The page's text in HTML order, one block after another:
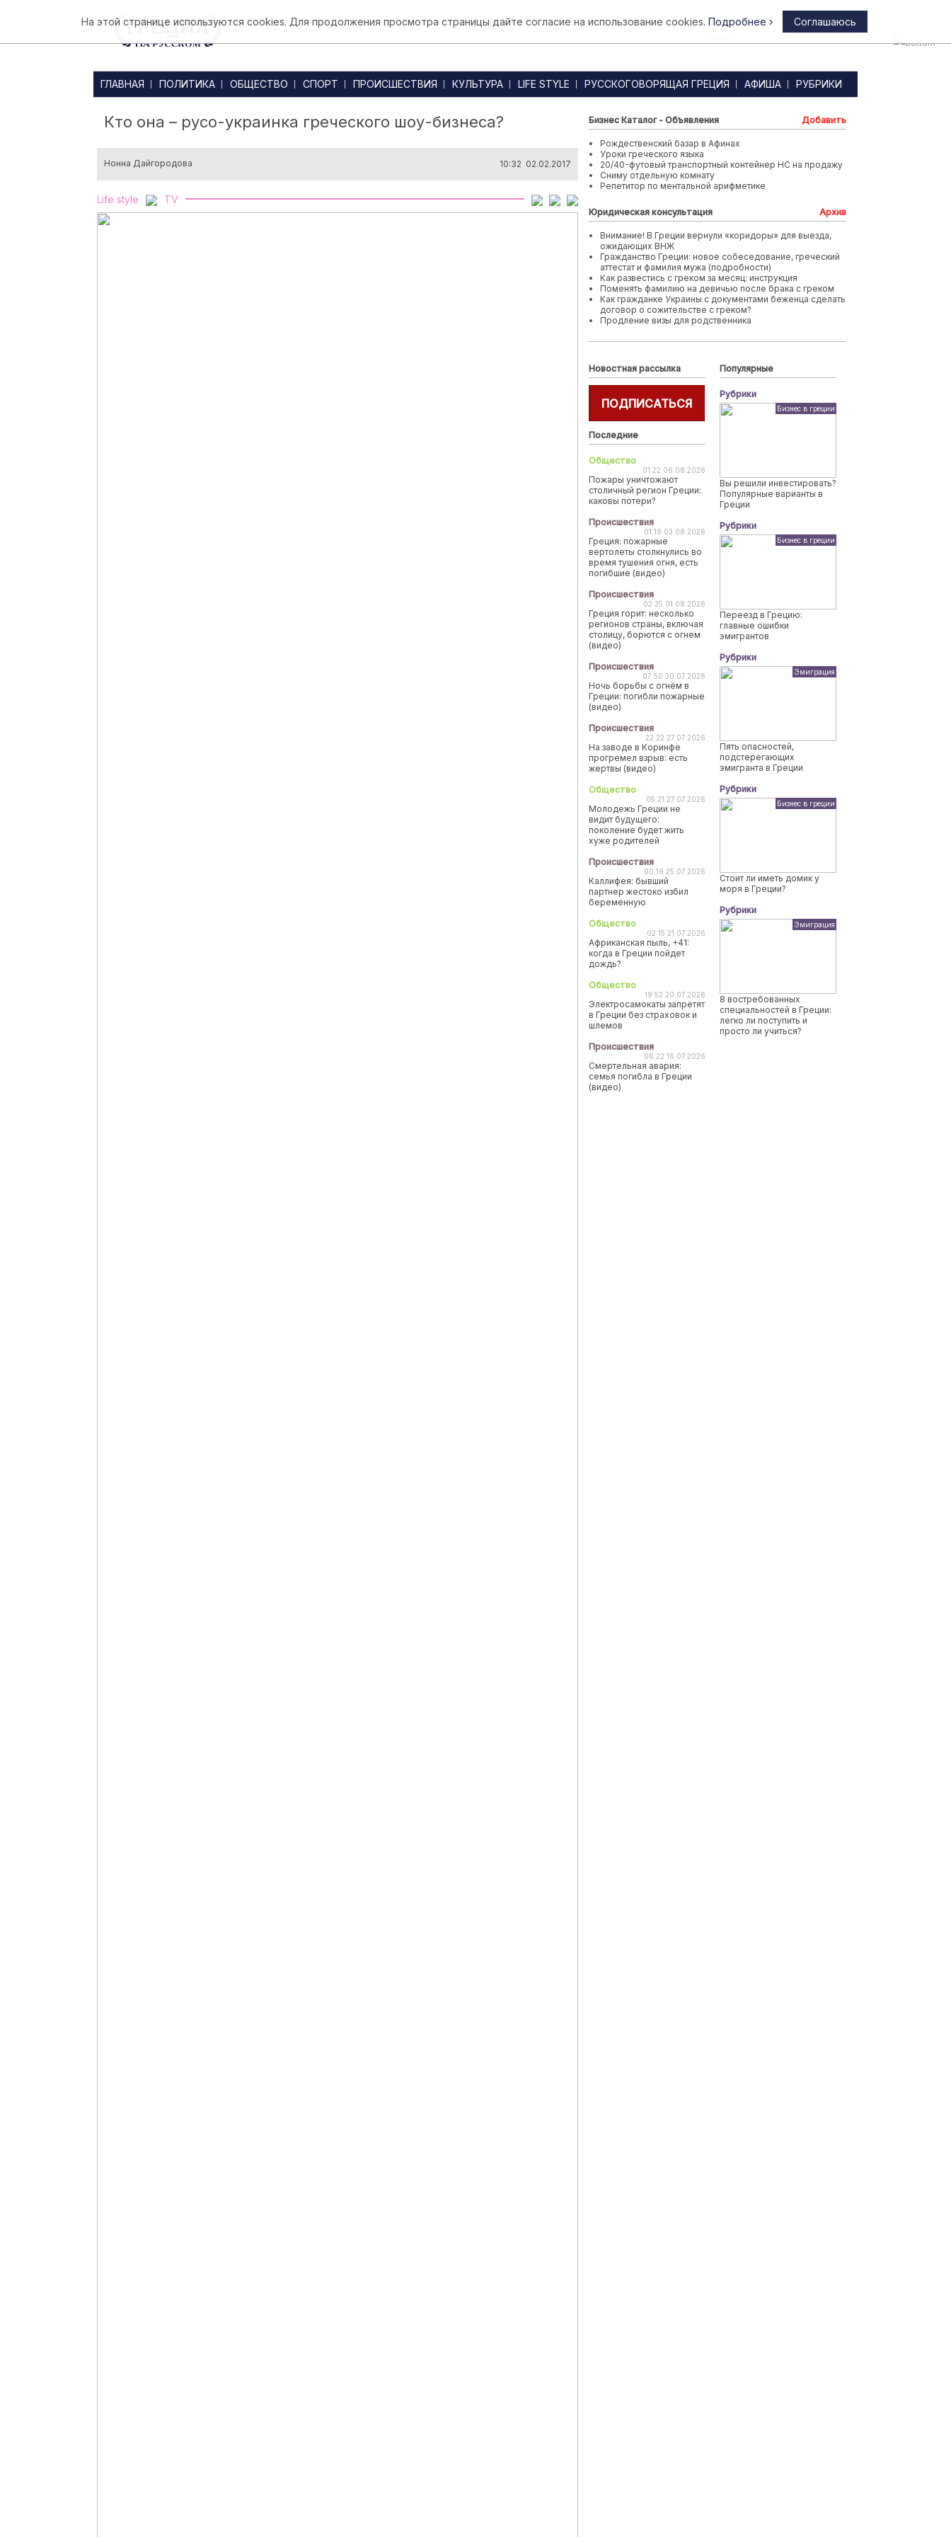
Афины
ГЛАВНАЯ ПОЛИТИКА ОБЩЕСТВО СПОРТ ПРОИСШЕСТВИЯ КУЛЬТУРА LIFE STYLE РУССКОГОВОРЯЩАЯ ГРЕЦИЯ АФИША РУБРИКИ
Кто она – русо-украинка греческого шоу-бизнеса?
Нонна Дайгородова 10:32 02.02.2017
Life style TV
Бизнес Каталог - Объявления Добавить
Рождественский базар в Афинах
Уроки греческого языка
20/40-футовый транспортный контейнер HC на продажу
Сниму отдельную комнату
Репетитор по ментальной арифметике
Юридическая консультация Архив
Внимание! В Греции вернули «коридоры» для выезда,
ожидающих ВНЖ
Гражданство Греции: новое собеседование, греческий
аттестат и фамилия мужа (подробности)
Как развестись с греком за месяц: инструкция
Поменять фамилию на девичью после брака с греком
Как гражданке Украины с документами беженца сделать
договор о сожительстве с греком?
Продление визы для родственника
Новостная рассылка
ПОДПИСАТЬСЯ
Последние
Общество
01:22 06.08.2026
Пожары уничтожают
столичный регион Греции:
каковы потери?
Происшествия
01:19 03.08.2026
Греция: пожарные
вертолеты столкнулись во
время тушения огня, есть
погибшие (видео)
Происшествия
02:35 01.08.2026
Греция горит: несколько
регионов страны, включая
столицу, борются с огнем
(видео)
Происшествия
07:50 30.07.2026
Ночь борьбы с огнём в
Греции: погибли пожарные
(видео)
Происшествия
22:22 27.07.2026
На заводе в Коринфе
прогремел взрыв: есть
жертвы (видео)
Общество
05:21 27.07.2026
Молодежь Греции не
видит будущего:
поколение будет жить
хуже родителей
Происшествия
00:16 25.07.2026
Каллифея: бывший
партнер жестоко избил
беременную
Общество
02:15 21.07.2026
Африканская пыль, +41:
когда в Греции пойдет
дождь?
Общество
19:52 20.07.2026
Электросамокаты запретят
в Греции без страховок и
шлемов
Происшествия
06:22 16.07.2026
Смертельная авария:
семья погибла в Греции
(видео)
Популярные
Рубрики
Бизнес в греции
Вы решили инвестировать?
Популярные варианты в
Греции
Рубрики
Бизнес в греции
Переезд в Грецию:
главные ошибки
эмигрантов
Рубрики
Эмиграция
Пять опасностей,
подстерегающих
эмигранта в Греции
Рубрики
Бизнес в греции
Стоит ли иметь домик у
моря в Греции?
Рубрики
Эмиграция
8 востребованных
специальностей в Греции:
легко ли поступить и
просто ли учиться?
На этой странице используются cookies. Для продолжения просмотра страницы дайте согласие на использование cookies. Подробнее › Соглашаюсь